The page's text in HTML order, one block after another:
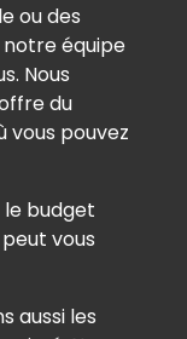
la-Forêt
(77390)
en-Brie
Ozouer-
en-Brie
ou des
notre équipe
Nous
du
pouvez
le budget
vous
aussi les